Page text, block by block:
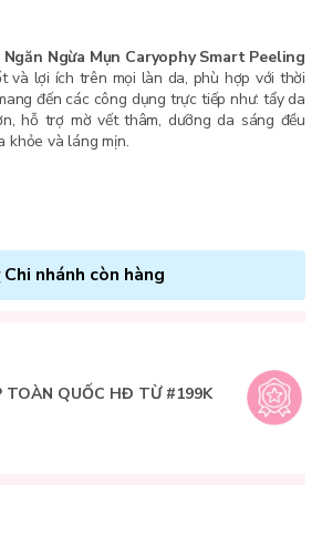
Ngừa Mụn Caryophy Smart Peeling
và lợi ích trên mọi làn da, phù hợp với thời
đến các công dụng trực tiếp như: tẩy da
hỗ trợ mờ vết thâm, dưỡng da sáng đều
khỏe và láng mịn.
Chi nhánh còn hàng
TOÀN QUỐC HĐ TỪ #199K